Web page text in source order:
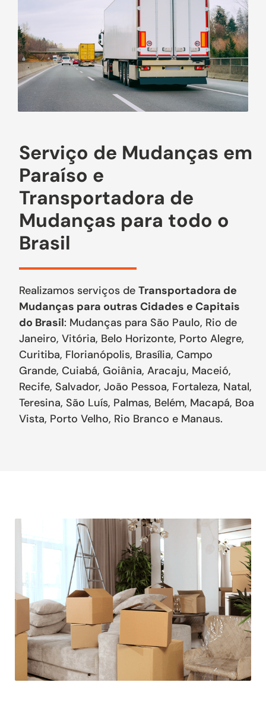
Serviço de Mudanças em
Paraíso e
Transportadora de
Mudanças para todo o
Brasil
Realizamos serviços de Transportadora de
Mudanças para outras Cidades e Capitais
do Brasil: Mudanças para São Paulo, Rio de
Janeiro, Vitória, Belo Horizonte, Porto Alegre,
Curitiba, Florianópolis, Brasília, Campo
Grande, Cuiabá, Goiânia, Aracaju, Maceió,
Recife, Salvador, João Pessoa, Fortaleza, Natal,
Teresina, São Luís, Palmas, Belém, Macapá, Boa
Vista, Porto Velho, Rio Branco e Manaus.